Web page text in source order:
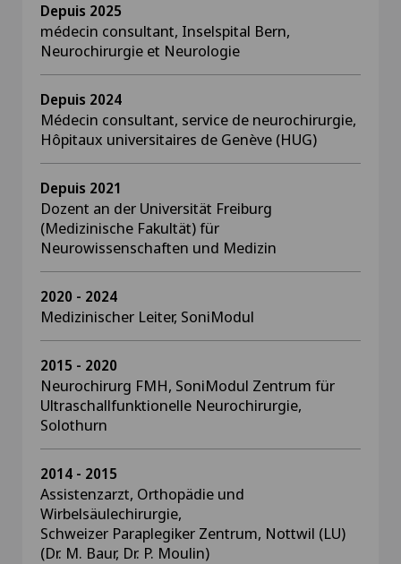
Depuis 2025
médecin consultant, Inselspital Bern,
Neurochirurgie et Neurologie
Depuis 2024
Médecin consultant, service de neurochirurgie,
Hôpitaux universitaires de Genève (HUG)
Depuis 2021
Dozent an der Universität Freiburg
(Medizinische Fakultät) für
Neurowissenschaften und Medizin
2020 - 2024
Medizinischer Leiter, SoniModul
2015 - 2020
Neurochirurg FMH, SoniModul Zentrum für
Ultraschallfunktionelle Neurochirurgie,
Solothurn
2014 - 2015
Assistenzarzt, Orthopädie und
Wirbelsäulechirurgie,
Schweizer Paraplegiker Zentrum, Nottwil (LU)
(Dr. M. Baur, Dr. P. Moulin)